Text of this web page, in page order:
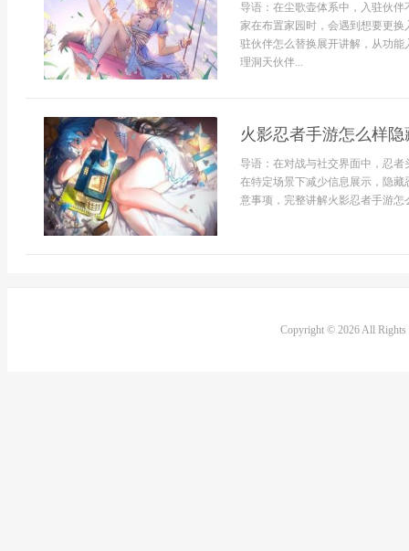
导语：在尘歌壶体系中，入驻伙
家在布置家园时，会遇到想要更
驻伙伴怎么替换展开讲解，从功
理洞天伙伴...
火影忍者手游怎么样
导语：在对战与社交界面中，忍
在特定场景下减少信息展示，隐
意事项，完整讲解火影忍者手游怎
Copyright © 2026 All